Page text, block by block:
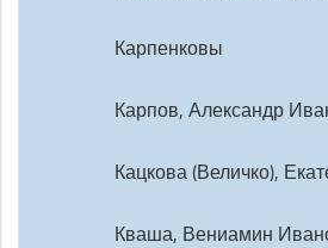
Карпенковы
Карпов, Александр
Кацкова (Величко),
Кваша, Вениамин